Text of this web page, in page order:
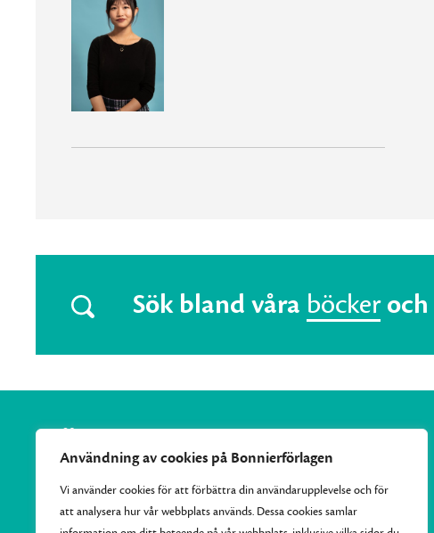
Användning av cookies på Bonnierförlagen
Vi använder cookies för att förbättra din användarupplevelse och för
att analysera hur vår webbplats används. Dessa cookies samlar
Sök bland våra böcker och
Vi samlar Bonnierförlagens pocketutgivning och ger varje